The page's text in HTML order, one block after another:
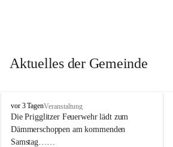
Aktuelles der Gemeinde
P
r
i
g
vor 3 TagenVeranstaltung
Die Prigglitzer Feuerwehr lädt zum
Dämmerschoppen am kommenden
Samstag……